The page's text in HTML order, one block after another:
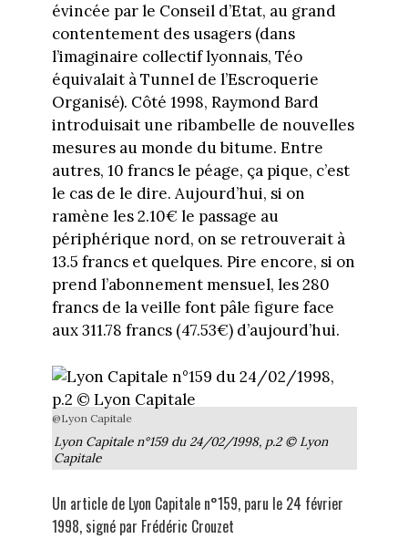
évincée par le Conseil d’Etat, au grand
contentement des usagers (dans
l’imaginaire collectif lyonnais, Téo
équivalait à Tunnel de l’Escroquerie
Organisé). Côté 1998, Raymond Bard
introduisait une ribambelle de nouvelles
mesures au monde du bitume. Entre
autres, 10 francs le péage, ça pique, c’est
le cas de le dire. Aujourd’hui, si on
ramène les 2.10€ le passage au
périphérique nord, on se retrouverait à
13.5 francs et quelques. Pire encore, si on
prend l’abonnement mensuel, les 280
francs de la veille font pâle figure face
aux 311.78 francs (47.53€) d’aujourd’hui.
@Lyon Capitale
Lyon Capitale n°159 du 24/02/1998, p.2 © Lyon
Capitale
Un article de Lyon Capitale n°159, paru le 24 février
1998, signé par Frédéric Crouzet